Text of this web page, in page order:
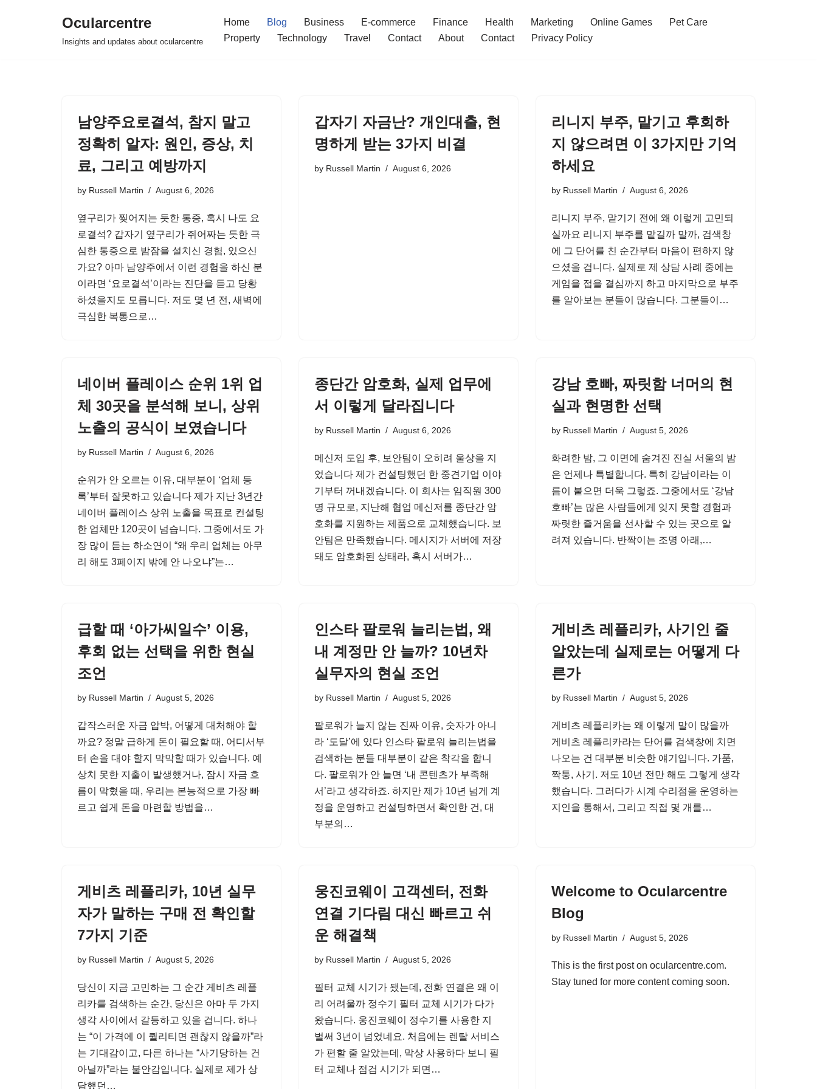
Ocularcentre
Insights and updates about ocularcentre
Home Blog Business E-commerce Finance Health Marketing Online Games
Pet Care
Property
Technology Travel Contact About Contact Privacy Policy
남양주요로결석, 참지 말고
정확히 알자: 원인, 증상, 치
료, 그리고 예방까지
by Russell Martin August 6, 2026
옆구리가 찢어지는 듯한 통증, 혹시 나도 요
로결석? 갑자기 옆구리가 쥐어짜는 듯한 극
심한 통증으로 밤잠을 설치신 경험, 있으신
가요? 아마 남양주에서 이런 경험을 하신 분
이라면 ‘요로결석’이라는 진단을 듣고 당황
하셨을지도 모릅니다. 저도 몇 년 전, 새벽에
극심한 복통으로…
갑자기 자금난? 개인대출, 현
명하게 받는 3가지 비결
by Russell Martin August 6, 2026
리니지 부주, 맡기고 후회하
지 않으려면 이 3가지만 기억
하세요
by Russell Martin August 6, 2026
리니지 부주, 맡기기 전에 왜 이렇게 고민되
실까요 리니지 부주를 맡길까 말까, 검색창
에 그 단어를 친 순간부터 마음이 편하지 않
으셨을 겁니다. 실제로 제 상담 사례 중에는
게임을 접을 결심까지 하고 마지막으로 부주
를 알아보는 분들이 많습니다. 그분들이…
네이버 플레이스 순위 1위 업
체 30곳을 분석해 보니, 상위
노출의 공식이 보였습니다
by Russell Martin August 6, 2026
순위가 안 오르는 이유, 대부분이 ‘업체 등
록’부터 잘못하고 있습니다 제가 지난 3년간
네이버 플레이스 상위 노출을 목표로 컨설팅
한 업체만 120곳이 넘습니다. 그중에서도 가
장 많이 듣는 하소연이 “왜 우리 업체는 아무
리 해도 3페이지 밖에 안 나오냐”는…
종단간 암호화, 실제 업무에
서 이렇게 달라집니다
by Russell Martin August 6, 2026
메신저 도입 후, 보안팀이 오히려 울상을 지
었습니다 제가 컨설팅했던 한 중견기업 이야
기부터 꺼내겠습니다. 이 회사는 임직원 300
명 규모로, 지난해 협업 메신저를 종단간 암
호화를 지원하는 제품으로 교체했습니다. 보
안팀은 만족했습니다. 메시지가 서버에 저장
돼도 암호화된 상태라, 혹시 서버가…
강남 호빠, 짜릿함 너머의 현
실과 현명한 선택
by Russell Martin August 5, 2026
화려한 밤, 그 이면에 숨겨진 진실 서울의 밤
은 언제나 특별합니다. 특히 강남이라는 이
름이 붙으면 더욱 그렇죠. 그중에서도 ‘강남
호빠’는 많은 사람들에게 잊지 못할 경험과
짜릿한 즐거움을 선사할 수 있는 곳으로 알
려져 있습니다. 반짝이는 조명 아래,…
급할 때 ‘아가씨일수’ 이용,
후회 없는 선택을 위한 현실
조언
by Russell Martin August 5, 2026
갑작스러운 자금 압박, 어떻게 대처해야 할
까요? 정말 급하게 돈이 필요할 때, 어디서부
터 손을 대야 할지 막막할 때가 있습니다. 예
상치 못한 지출이 발생했거나, 잠시 자금 흐
름이 막혔을 때, 우리는 본능적으로 가장 빠
르고 쉽게 돈을 마련할 방법을…
인스타 팔로워 늘리는법, 왜
내 계정만 안 늘까? 10년차
실무자의 현실 조언
by Russell Martin August 5, 2026
팔로워가 늘지 않는 진짜 이유, 숫자가 아니
라 ‘도달’에 있다 인스타 팔로워 늘리는법을
검색하는 분들 대부분이 같은 착각을 합니
다. 팔로워가 안 늘면 ‘내 콘텐츠가 부족해
서’라고 생각하죠. 하지만 제가 10년 넘게 계
정을 운영하고 컨설팅하면서 확인한 건, 대
부분의…
게비츠 레플리카, 사기인 줄
알았는데 실제로는 어떻게 다
른가
by Russell Martin August 5, 2026
게비츠 레플리카는 왜 이렇게 말이 많을까
게비츠 레플리카라는 단어를 검색창에 치면
나오는 건 대부분 비슷한 얘기입니다. 가품,
짝퉁, 사기. 저도 10년 전만 해도 그렇게 생각
했습니다. 그러다가 시계 수리점을 운영하는
지인을 통해서, 그리고 직접 몇 개를…
게비츠 레플리카, 10년 실무
자가 말하는 구매 전 확인할
7가지 기준
by Russell Martin August 5, 2026
당신이 지금 고민하는 그 순간 게비츠 레플
리카를 검색하는 순간, 당신은 아마 두 가지
생각 사이에서 갈등하고 있을 겁니다. 하나
는 “이 가격에 이 퀄리티면 괜찮지 않을까”라
는 기대감이고, 다른 하나는 “사기당하는 건
아닐까”라는 불안감입니다. 실제로 제가 상
담했던…
웅진코웨이 고객센터, 전화
연결 기다림 대신 빠르고 쉬
운 해결책
by Russell Martin August 5, 2026
필터 교체 시기가 됐는데, 전화 연결은 왜 이
리 어려울까 정수기 필터 교체 시기가 다가
왔습니다. 웅진코웨이 정수기를 사용한 지
벌써 3년이 넘었네요. 처음에는 렌탈 서비스
가 편할 줄 알았는데, 막상 사용하다 보니 필
터 교체나 점검 시기가 되면…
Welcome to Ocularcentre
Blog
by Russell Martin August 5, 2026
This is the first post on ocularcentre.com.
Stay tuned for more content coming soon.